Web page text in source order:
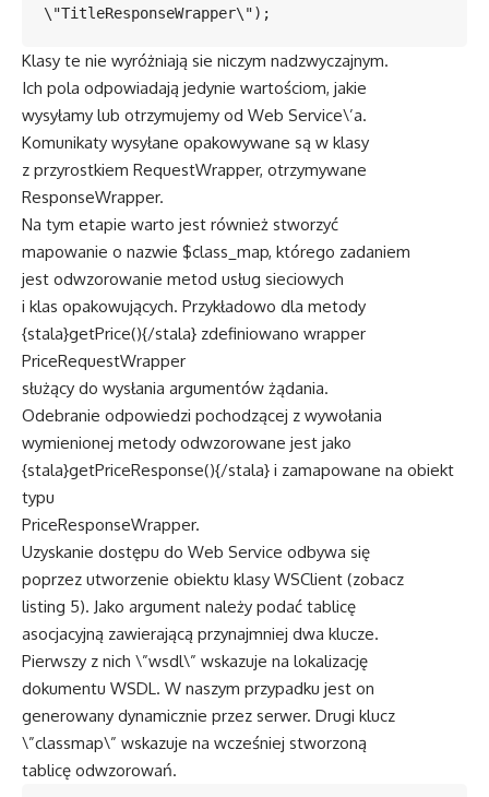
Klasy te nie wyróżniają sie niczym nadzwyczajnym.
Ich pola odpowiadają jedynie wartościom, jakie
wysyłamy lub otrzymujemy od Web Service\’a.
Komunikaty wysyłane opakowywane są w klasy
z przyrostkiem RequestWrapper, otrzymywane
ResponseWrapper.
Na tym etapie warto jest również stworzyć
mapowanie o nazwie $class_map, którego zadaniem
jest odwzorowanie metod usług sieciowych
i klas opakowujących. Przykładowo dla metody
{stala}getPrice(){/stala} zdefiniowano wrapper
PriceRequestWrapper
służący do wysłania argumentów żądania.
Odebranie odpowiedzi pochodzącej z wywołania
wymienionej metody odwzorowane jest jako
{stala}getPriceResponse(){/stala} i zamapowane na obiekt
typu
PriceResponseWrapper.
Uzyskanie dostępu do Web Service odbywa się
poprzez utworzenie obiektu klasy WSClient (zobacz
listing 5). Jako argument należy podać tablicę
asocjacyjną zawierającą przynajmniej dwa klucze.
Pierwszy z nich \”wsdl\” wskazuje na lokalizację
dokumentu WSDL. W naszym przypadku jest on
generowany dynamicznie przez serwer. Drugi klucz
\”classmap\” wskazuje na wcześniej stworzoną
tablicę odwzorowań.